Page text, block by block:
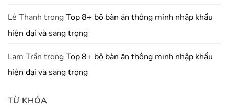
Lê Thanh trongTop 8+ bộ bàn ăn thông minh nhập khẩu
hiện đại và sang trọng
Lam Trần trongTop 8+ bộ bàn ăn thông minh nhập khẩu
hiện đại và sang trọng
TỪ KHÓA